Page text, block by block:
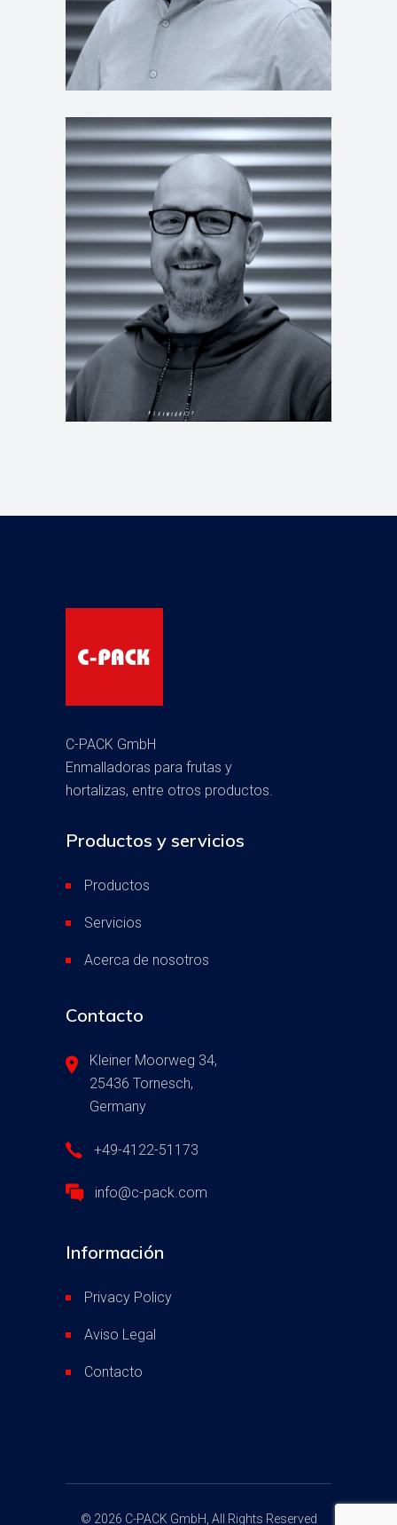
C-PACK GmbH
Enmalladoras para frutas y
hortalizas, entre otros productos.
Productos y servicios
Productos
Servicios
Acerca de nosotros
Contacto
Kleiner Moorweg 34,
25436 Tornesch,
Germany
+49-4122-51173
info@c-pack.com
Información
Privacy Policy
Aviso Legal
Contacto
© 2026 C-PACK GmbH, All Rights Reserved